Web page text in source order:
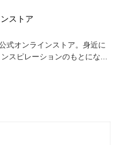
ストア
式オンラインストア。身近に
スピレーションのもとにな...